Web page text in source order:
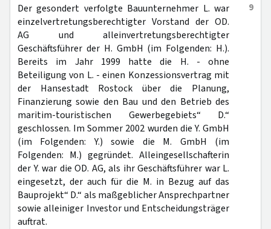
9
Der gesondert verfolgte Bauunternehmer L. war
einzelvertretungsberechtigter Vorstand der OD.
AG und alleinvertretungsberechtigter
Geschäftsführer der H. GmbH (im Folgenden: H.).
Bereits im Jahr 1999 hatte die H. - ohne
Beteiligung von L. - einen Konzessionsvertrag mit
der Hansestadt Rostock über die Planung,
Finanzierung sowie den Bau und den Betrieb des
maritim-touristischen Gewerbegebiets“ D.“
geschlossen. Im Sommer 2002 wurden die Y. GmbH
(im Folgenden: Y.) sowie die M. GmbH (im
Folgenden: M.) gegründet. Alleingesellschafterin
der Y. war die OD. AG, als ihr Geschäftsführer war L.
eingesetzt, der auch für die M. in Bezug auf das
Bauprojekt“ D.“ als maßgeblicher Ansprechpartner
sowie alleiniger Investor und Entscheidungsträger
auftrat.